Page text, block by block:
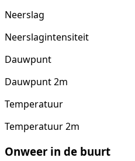
Neerslag
Neerslagintensiteit
Dauwpunt
Dauwpunt 2m
Temperatuur
Temperatuur 2m
Onweer in de buurt